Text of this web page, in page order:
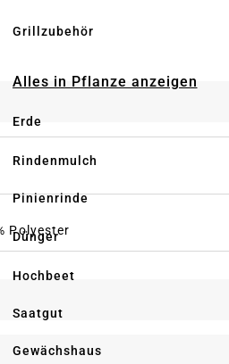
Grillzubehör
Alles in Pflanze anzeigen
Erde
Rindenmulch
Pinienrinde
Dünger
Hochbeet
Saatgut
Gewächshaus
Polyester